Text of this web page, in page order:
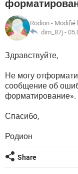
GOOGLE
WINDOWS 10
ВИДЕО
WHATSAPP
FACEBOOK
ВИДЕО
YANDEX
TIKTOK
WHATSAPP
ВИДЕО
ЭНЦИКЛОПЕДИЯ
WHATSAPP
FACEBOOK
WINDOWS 10
ВИДЕО
Rodion - Modifié
dim_87j -
Здравствуйте,
Не могу
сообщение об
форматирование».
Спасибо,
Родион
Share